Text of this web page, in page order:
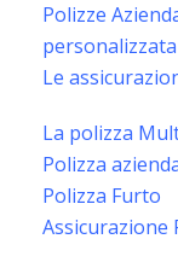
Polizze
personalizzata
Le
La polizza
Polizza
Polizza Furto
Assicurazione